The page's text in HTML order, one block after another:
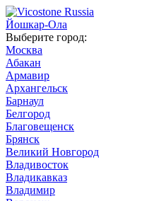
Йошкар-Ола
Выберите город:
Москва
Абакан
Армавир
Архангельск
Барнаул
Белгород
Благовещенск
Брянск
Великий Новгород
Владивосток
Владикавказ
Владимир